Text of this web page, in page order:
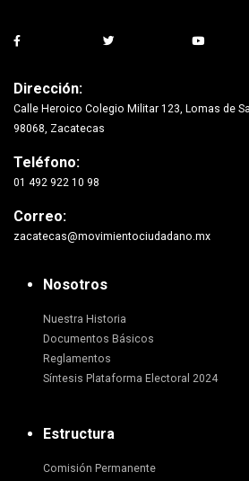
Dirección:
Calle Heroico Colegio Militar 123, Lomas de
98068, Zacatecas
Teléfono:
01 492 922 10 98
Correo:
zacatecas@movimientociudadano.mx
Nosotros
Nuestra Historia
Documentos Básicos
Reglamentos
Síntesis Plataforma Electoral 2024
Estructura
Comisión Permanente